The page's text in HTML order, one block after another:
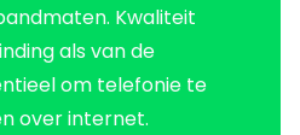
Kwaliteit
als van de
om telefonie te
over internet.